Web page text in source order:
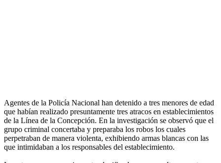
Agentes de la Policía Nacional han detenido a tres menores de edad
que habían realizado presuntamente tres atracos en establecimientos
de la Línea de la Concepción. En la investigación se observó que el
grupo criminal concertaba y preparaba los robos los cuales
perpetraban de manera violenta, exhibiendo armas blancas con las
que intimidaban a los responsables del establecimiento.